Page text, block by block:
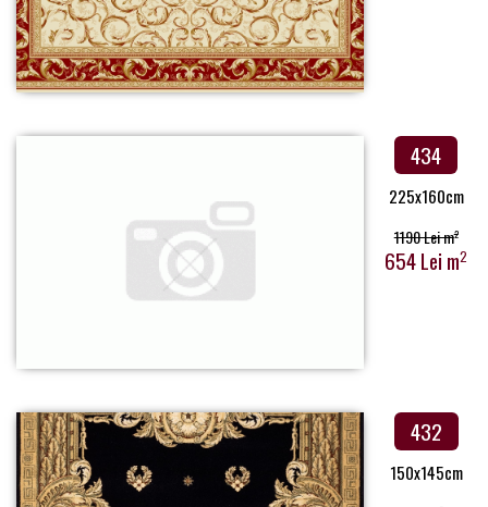
434
225x160cm
1190 Lei m2
654 Lei m2
432
150x145cm